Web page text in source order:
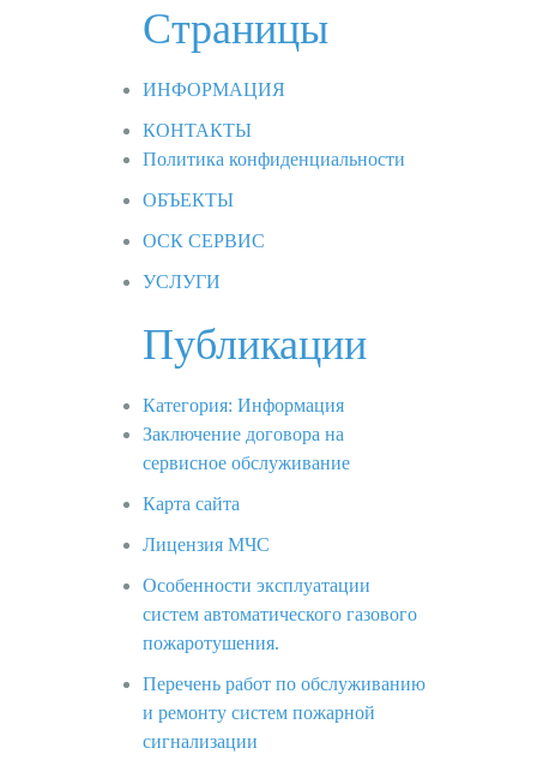
Страницы
ИНФОРМАЦИЯ
КОНТАКТЫ
Политика конфиденциальности
ОБЪЕКТЫ
ОСК СЕРВИС
УСЛУГИ
Публикации
Категория: Информация
Заключение договора на
сервисное обслуживание
Карта сайта
Лицензия МЧС
Особенности эксплуатации
систем автоматического газового
пожаротушения.
Перечень работ по обслуживанию
и ремонту систем пожарной
сигнализации